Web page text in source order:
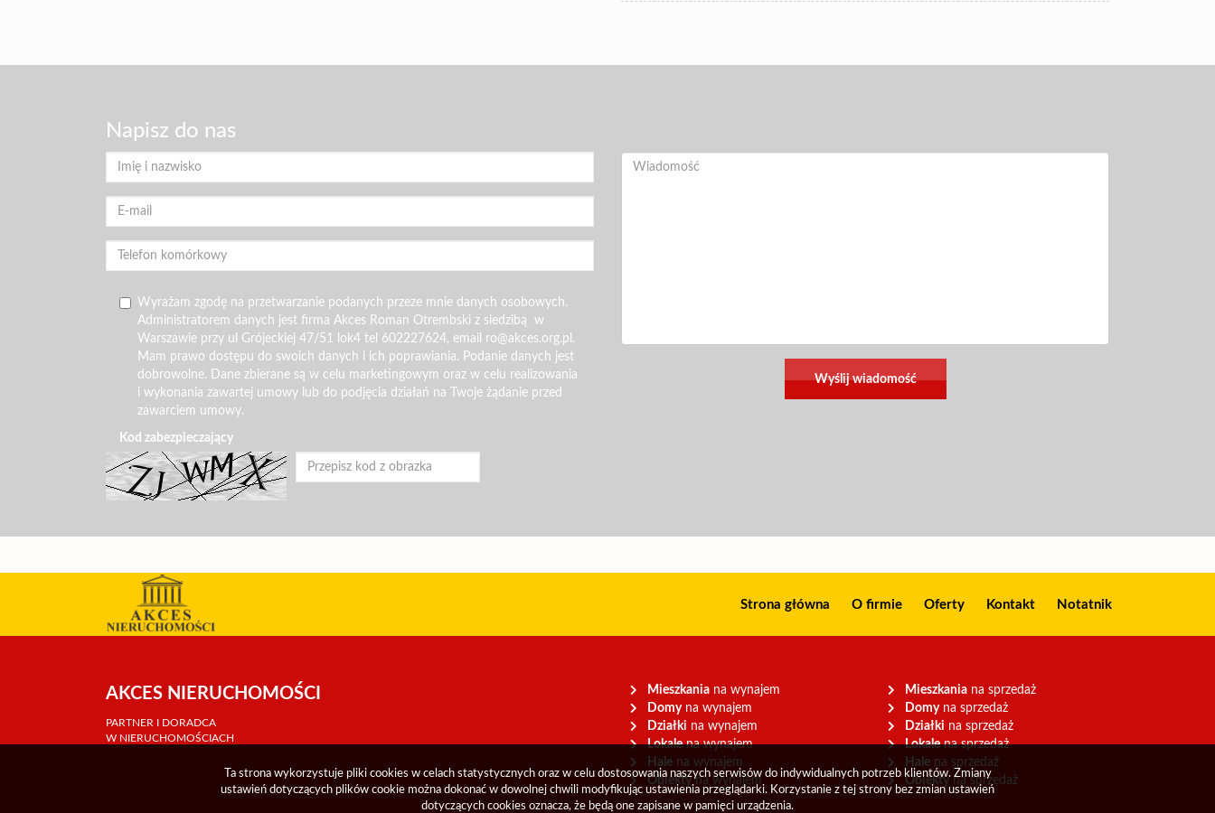
Napisz do nas
Wyrażam zgodę na przetwarzanie podanych przeze mnie danych osobowych.
Administratorem danych jest firma Akces Roman Otrembski z siedzibą w
Warszawie przy ul Grójeckiej 47/51 lok4 tel 602227624, email ro@akces.org.pl.
Mam prawo dostępu do swoich danych i ich poprawiania. Podanie danych jest
dobrowolne. Dane zbierane są w celu marketingowym oraz w celu realizowania
i wykonania zawartej umowy lub do podjęcia działań na Twoje żądanie przed
zawarciem umowy.
Kod zabezpieczający
Strona główna O firmie Oferty Kontakt Notatnik
AKCES NIERUCHOMOŚCI
PARTNER I DORADCA
W NIERUCHOMOŚCIACH
Mieszkania na wynajem
Domyna wynajem
Działki na wynajem
Lokalena wynajem
Hale na wynajem
Obiektyna wynajem
Mieszkania na sprzedaż
Domyna sprzedaż
Działki na sprzedaż
Lokalena sprzedaż
Hale na sprzedaż
Obiektyna sprzedaż
Ta strona wykorzystuje pliki cookies w celach statystycznych oraz w celu dostosowania naszych serwisów do indywidualnych potrzeb klientów. Zmiany
ustawień dotyczących plików cookie można dokonać w dowolnej chwili modyfikując ustawienia przeglądarki. Korzystanie z tej strony bez zmian ustawień
dotyczących cookies oznacza, że będą one zapisane w pamięci urządzenia.